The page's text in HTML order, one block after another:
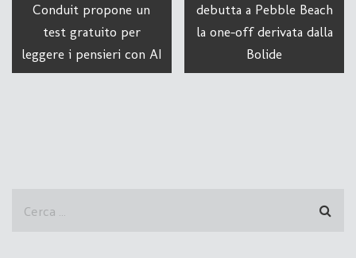
Conduit propone un
test gratuito per
leggere i pensieri con AI
debutta a Pebble Beach
la one-off derivata dalla
Bolide